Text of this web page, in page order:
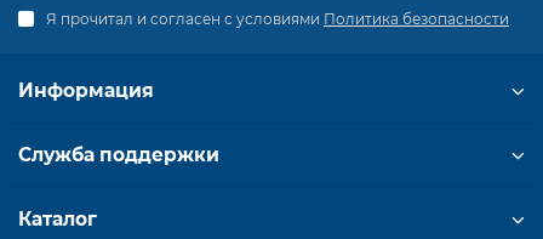
Я прочитал и согласен с условиями Политика безопасности
Информация
Служба поддержки
Каталог